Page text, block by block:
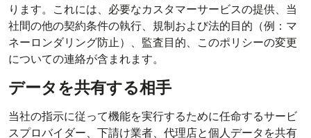
ります。これには、必要なカスタマーサービスの提供、当
社間の他の契約条件の執行、規制および法的目的（例：マ
ネーロンダリング防止）、監査目的、このポリシーの変更
についての連絡が含まれます。
データを共有する相手
当社の指示に従って機能を実行するために任命するサービ
スプロバイダー、下請け業者、代理店と個人データを共有